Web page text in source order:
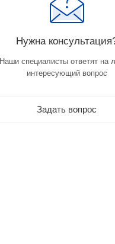
Нужна
Наши специалисты ответят на
интересующий вопрос
Задать вопрос